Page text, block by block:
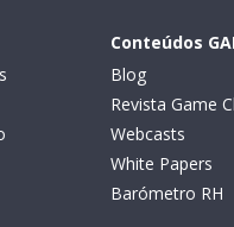
Conteúdos
Blog
Revista Game
Webcasts
White Papers
Barómetro RH